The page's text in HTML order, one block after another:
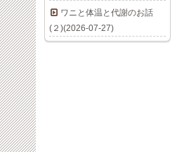
ワニと体温と代謝のお話
(２)(2026-07-27)